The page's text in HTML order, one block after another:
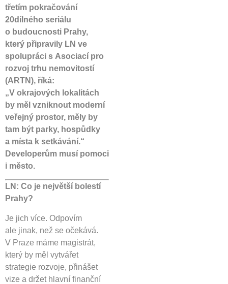
třetím pokračování
20dílného seriálu
o budoucnosti Prahy,
který připravily LN ve
spolupráci s Asociací pro
rozvoj trhu nemovitostí
(ARTN), říká:
„V okrajových lokalitách
by měl vzniknout moderní
veřejný prostor, měly by
tam být parky, hospůdky
a místa k setkávání.“
Developerům musí pomoci
i město.
LN: Co je největší bolestí
Prahy?
Je jich více. Odpovím
ale jinak, než se očekává.
V Praze máme magistrát,
který by měl vytvářet
strategie rozvoje, přinášet
vize a držet hlavní finanční